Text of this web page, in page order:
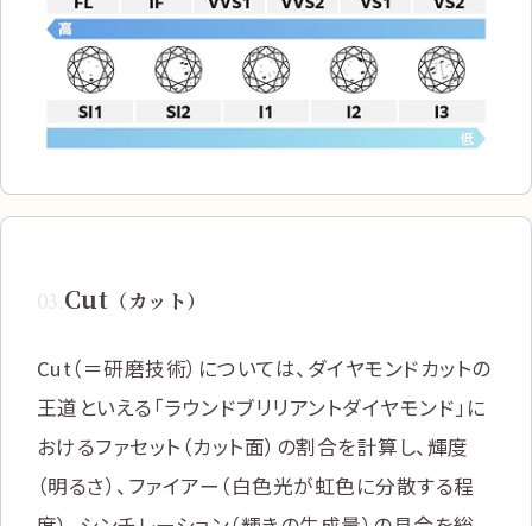
03.Cut （カット）
Cut（＝研磨技術）については、ダイヤモンドカットの
王道といえる「ラウンドブリリアントダイヤモンド」に
おけるファセット（カット面）の割合を計算し、輝度
（明るさ）、ファイアー（白色光が虹色に分散する程